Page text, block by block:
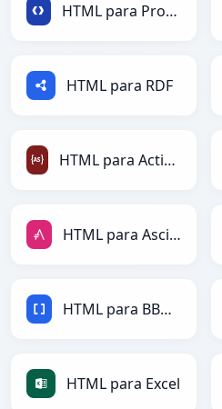
HTML para Protobuf
HTML para RDF
HTML para ActionScript
HTML para AsciiDoc
HTML para BBCode
HTML para Excel